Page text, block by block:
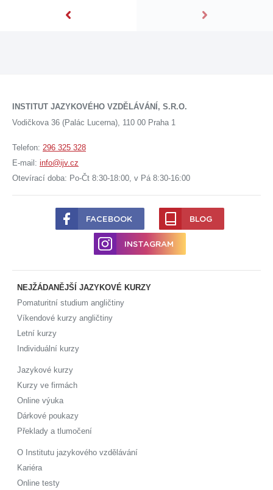
INSTITUT JAZYKOVÉHO VZDĚLÁVÁNÍ, S.R.O.
Vodičkova 36 (Palác Lucerna), 110 00 Praha 1
Telefon: 296 325 328
E-mail: info@ijv.cz
Otevírací doba: Po-Čt 8:30-18:00, v Pá 8:30-16:00
NEJŽÁDANĚJŠÍ JAZYKOVÉ KURZY
Pomaturitní studium angličtiny
Víkendové kurzy angličtiny
Letní kurzy
Individuální kurzy
Jazykové kurzy
Kurzy ve firmách
Online výuka
Dárkové poukazy
Překlady a tlumočení
O Institutu jazykového vzdělávání
Kariéra
Online testy
FACEBOOK BLOG
INSTAGRAM